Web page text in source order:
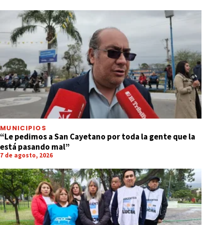
MUNICIPIOS
“Le pedimos a San Cayetano por toda la gente que la
está pasando mal”
7 de agosto, 2026